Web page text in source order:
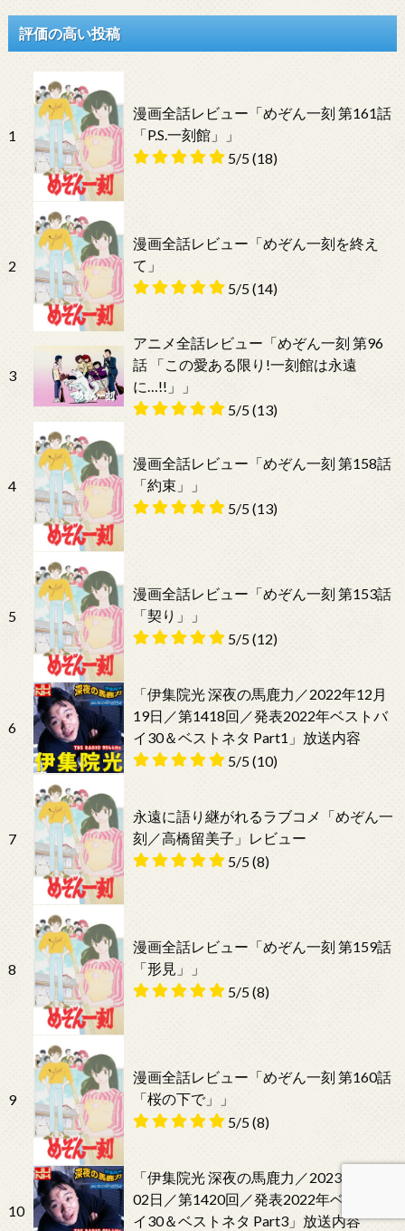
評価の高い投稿
1
漫画全話レビュー「めぞん一刻 第161話
「P.S.一刻館」」
5/5(18)
2
漫画全話レビュー「めぞん一刻を終え
て」
5/5(14)
3
アニメ全話レビュー「めぞん一刻 第96
話 「この愛ある限り!一刻館は永遠
に…!!」」
5/5(13)
4
漫画全話レビュー「めぞん一刻 第158話
「約束」」
5/5(13)
5
漫画全話レビュー「めぞん一刻 第153話
「契り」」
5/5(12)
6
「伊集院光 深夜の馬鹿力／2022年12月
19日／第1418回／発表2022年ベストバ
イ30＆ベストネタ Part1」放送内容
5/5(10)
7
永遠に語り継がれるラブコメ「めぞん一
刻／高橋留美子」レビュー
5/5(8)
8
漫画全話レビュー「めぞん一刻 第159話
「形見」」
5/5(8)
9
漫画全話レビュー「めぞん一刻 第160話
「桜の下で」」
5/5(8)
10
「伊集院光 深夜の馬鹿力／2023年01月
02日／第1420回／発表2022年ベストバ
イ30＆ベストネタ Part3」放送内容